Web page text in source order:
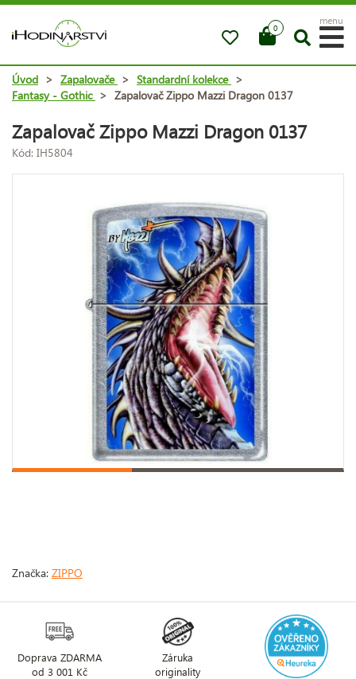
0
menu
Úvod > Zapalovače > Standardní kolekce >
Fantasy - Gothic > Zapalovač Zippo Mazzi Dragon 0137
Zapalovač Zippo Mazzi Dragon 0137
Kód: IH5804
Značka: ZIPPO
Doprava ZDARMA
od 3 001 Kč
Záruka
originality